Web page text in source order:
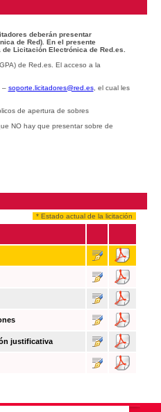
deberán presentar
de Red). En el presente
Licitación Electrónica de Red.es.
de Red.es. El acceso a la
– soporte.licitadores@red.es, el cual les
de apertura de sobres
NO hay que presentar sobre de
* Estado actual de la licitación
justificativa